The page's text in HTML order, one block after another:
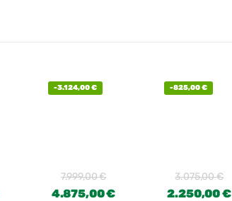
-3.124,00€
7.999,00€
4.875,00€
-825,00€
3.075,00€
2.250,00€